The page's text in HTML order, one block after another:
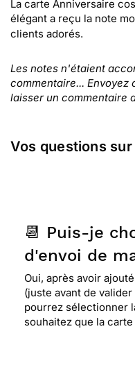
La carte Anniversaire
élégant a reçu la note
clients adorés.
Les notes n'étaient
commentaire...
laisser un commentaire
Vos questions
📆 Puis-je
d'envoi de
Oui, après avoir
(juste avant de
pourrez sélectionner
souhaitez que la